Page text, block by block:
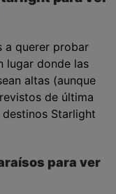
a querer probar
lugar donde las
altas (aunque
de última
Starlight
para ver